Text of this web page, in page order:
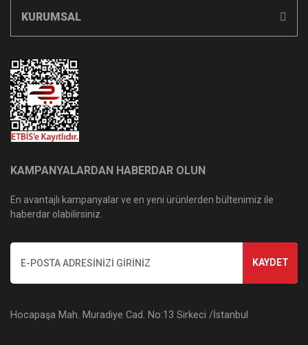
KURUMSAL
KAMPANYALARDAN HABERDAR OLUN
En avantajlı kampanyalar ve en yeni ürünlerden bültenimiz ile
haberdar olabilirsiniz.
KAYDET
Hocapaşa Mah. Muradiye Cad. No:13 Sirkeci /İstanbul